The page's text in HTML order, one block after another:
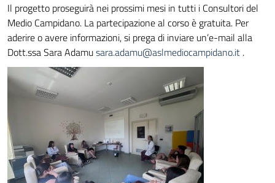
Il progetto proseguirà nei prossimi mesi in tutti i Consultori del
Medio Campidano. La partecipazione al corso è gratuita. Per
aderire o avere informazioni, si prega di inviare un’e-mail alla
Dott.ssa Sara Adamusara.adamu@aslmediocampidano.it .